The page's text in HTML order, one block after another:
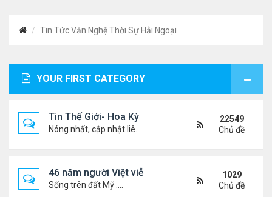
Tin Tức Văn Nghệ Thời Sự Hải Ngoại
YOUR FIRST CATEGORY
Tin Thế Giới- Hoa Kỳ
22549
Chủ đề
46 năm người Việt viễn xứ
Sống trên đất Mỹ ....
1029
Chủ đề